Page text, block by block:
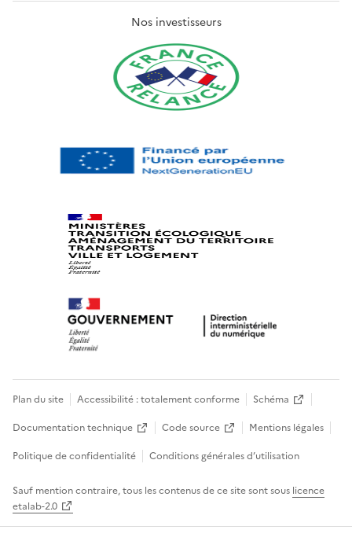
Nos investisseurs
Plan du site Accessibilité : totalement conforme
Schéma
Documentation technique
Code source
Mentions légales
Politique de confidentialité
Conditions générales d’utilisation
Sauf mention contraire, tous les contenus de ce site sont sous licence
etalab-2.0